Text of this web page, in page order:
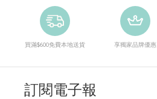
買滿$600免費本地送貨 享獨家品牌優惠
訂閱電子報